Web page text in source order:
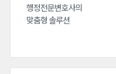
행정전문변호사의
맞춤형 솔루션